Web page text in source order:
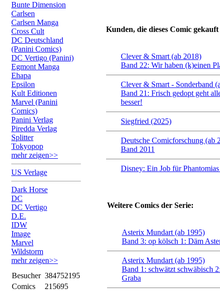
Bunte Dimension
Carlsen
Carlsen Manga
Cross Cult
DC Deutschland
(Panini Comics)
DC Vertigo (Panini)
Egmont Manga
Ehapa
Epsilon
Kult Editionen
Marvel (Panini
Comics)
Panini Verlag
Piredda Verlag
Splitter
Tokyopop
mehr zeigen>>
US Verlage
Dark Horse
DC
DC Vertigo
D.E.
IDW
Image
Marvel
Wildstorm
mehr zeigen>>
Besucher 384752195
Comics
215695
Kunden, die dieses Comic
Clever & Smart (ab 2018)
Band 22: Wir haben (k)einen
Clever & Smart - Sonderband
Band 21: Frisch gedopt geht
besser!
Siegfried (2025)
Deutsche Comicforschung (ab
Band 2011
Disney: Ein Job für
Weitere Comics der Serie:
Asterix Mundart (ab 1995)
Band 3: op kölsch 1: Däm
Asterix Mundart (ab 1995)
Band 1: schwätzt schwäbisch
Graba